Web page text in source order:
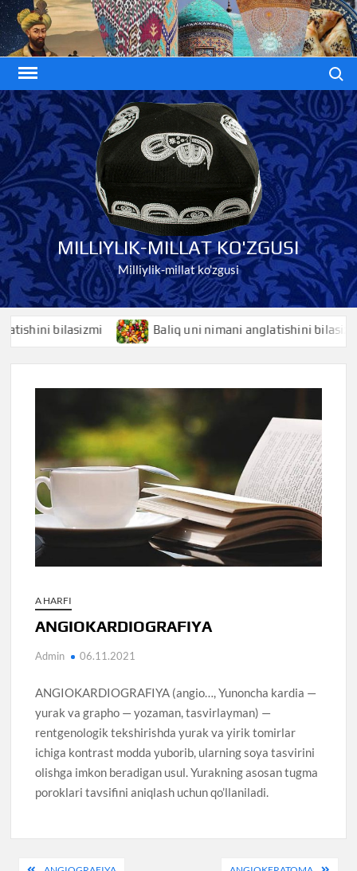
Skip
to
content
MILLIYLIK-MILLAT KO'ZGUSI
Milliylik-millat ko'zgusi
bilasizmi Baliq uni nimani anglatishini bilasizmi
A HARFI
ANGIOKARDIOGRAFIYA
Admin 06.11.2021
ANGIOKARDIOGRAFIYA (angio…, Yunoncha kardia —
yurak va grapho — yozaman, tasvirlayman) —
rentgenologik tekshirishda yurak va yirik tomirlar
ichiga kontrast modda yuborib, ularning soya tasvirini
olishga imkon beradigan usul. Yurakning asosan tugma
poroklari tavsifini aniqlash uchun qo’llaniladi.